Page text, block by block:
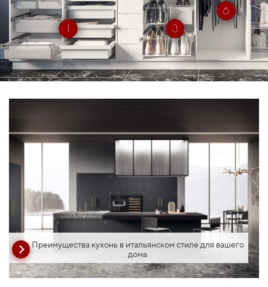
3
6
Преимущества кухонь в итальянском стиле для вашего
дома